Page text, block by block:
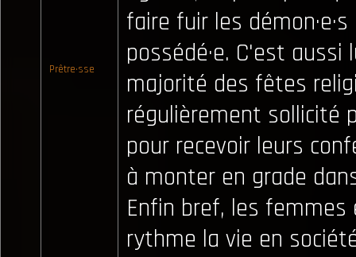
Prêtre·sse
faire fuir les
possédé·e. C'est aussi
majorité des fêtes
régulièrement sollicité
pour recevoir leurs
à monter en grade
Enfin bref, les
rythme la vie en